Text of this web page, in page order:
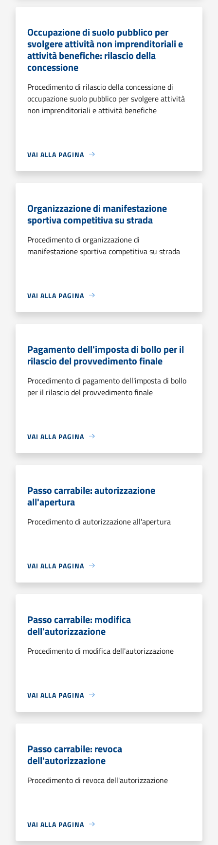
Occupazione di suolo pubblico per
svolgere attività non imprenditoriali e
attività benefiche: rilascio della
concessione
Procedimento di rilascio della concessione di
occupazione suolo pubblico per svolgere attività
non imprenditoriali e attività benefiche
VAI ALLA PAGINA
Organizzazione di manifestazione
sportiva competitiva su strada
Procedimento di organizzazione di
manifestazione sportiva competitiva su strada
VAI ALLA PAGINA
Pagamento dell'imposta di bollo per il
rilascio del provvedimento finale
Procedimento di pagamento dell'imposta di bollo
per il rilascio del provvedimento finale
VAI ALLA PAGINA
Passo carrabile: autorizzazione
all'apertura
Procedimento di autorizzazione all'apertura
VAI ALLA PAGINA
Passo carrabile: modifica
dell'autorizzazione
Procedimento di modifica dell'autorizzazione
VAI ALLA PAGINA
Passo carrabile: revoca
dell'autorizzazione
Procedimento di revoca dell'autorizzazione
VAI ALLA PAGINA